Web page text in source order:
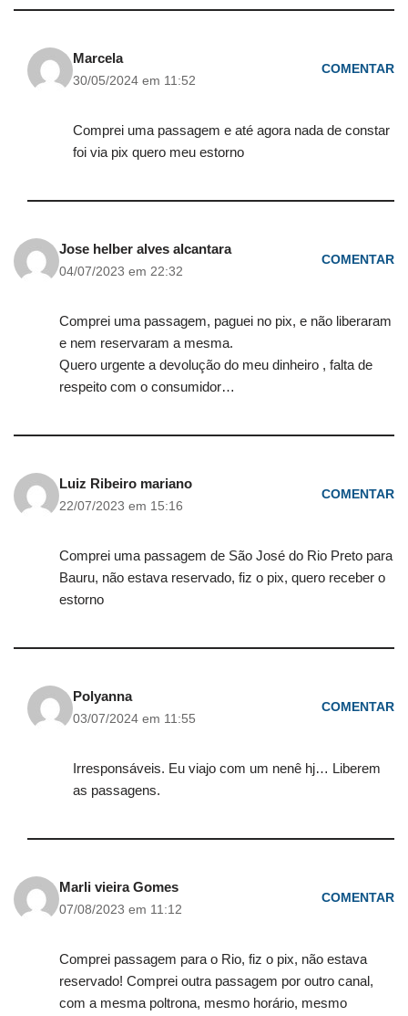
Marcela
30/05/2024 em 11:52
COMENTAR
Comprei uma passagem e até agora nada de constar
foi via pix quero meu estorno
Jose helber alves alcantara
04/07/2023 em 22:32
COMENTAR
Comprei uma passagem, paguei no pix, e não liberaram
e nem reservaram a mesma.
Quero urgente a devolução do meu dinheiro , falta de
respeito com o consumidor…
Luiz Ribeiro mariano
22/07/2023 em 15:16
COMENTAR
Comprei uma passagem de São José do Rio Preto para
Bauru, não estava reservado, fiz o pix, quero receber o
estorno
Polyanna
03/07/2024 em 11:55
COMENTAR
Irresponsáveis. Eu viajo com um nenê hj… Liberem
as passagens.
Marli vieira Gomes
07/08/2023 em 11:12
COMENTAR
Comprei passagem para o Rio, fiz o pix, não estava
reservado! Comprei outra passagem por outro canal,
com a mesma poltrona, mesmo horário, mesmo